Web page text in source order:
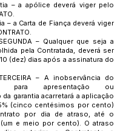
– a apólice deverá viger pelo
– a Carta de Fiança deverá viger
– Qualquer que seja a
pela Contratada, deverá ser
(dez) dias após a assinatura do
– A inobservância do
para apresentação ou
garantia acarretará a aplicação
(cinco centésimos por cento)
por dia de atraso, até o
(um e meio por cento). O atraso